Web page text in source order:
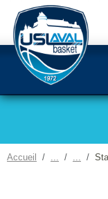
Accueil
Panneau de gestion